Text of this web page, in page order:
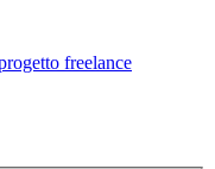
freelance